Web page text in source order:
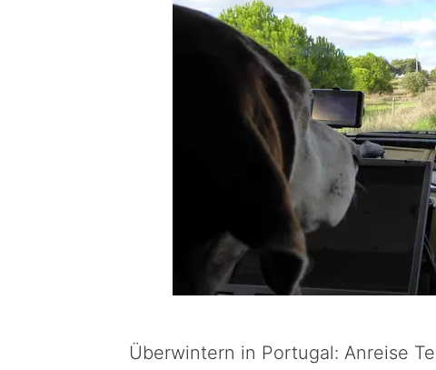
Überwintern in Portugal: Anreise